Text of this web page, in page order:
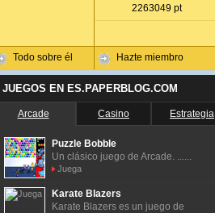
Todo sobre él
2263049 pt
Hazte miembro
JUEGOS EN ES.PAPERBLOG.COM
Arcade Casino Estrategia
Puzzle Bobble
Un clásico juego de Arcade. ......
Juega
Karate Blazers
Karate Blazers es un juego de